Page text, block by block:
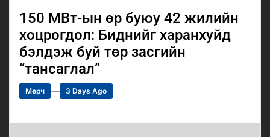
150 МВт-ын өр буюу 42 жилийн
хоцрогдол: Биднийг харанхуйд
бэлдэж буй төр засгийн
“тансаглал”
Мөрч 3 Days Ago